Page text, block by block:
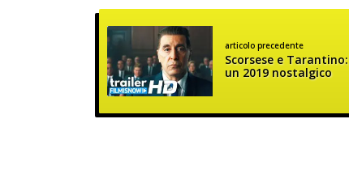
articolo precedente
Scorsese e Tarantino:
un 2019 nostalgico